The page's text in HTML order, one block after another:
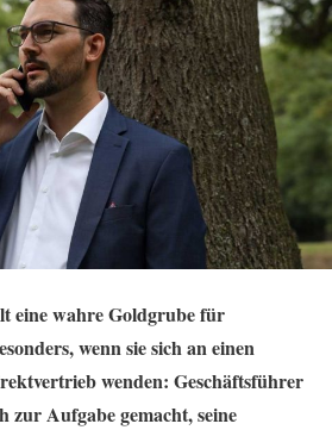
eine wahre Goldgrube für
wenn sie sich an einen
wenden: Geschäftsführer
zur Aufgabe gemacht, seine